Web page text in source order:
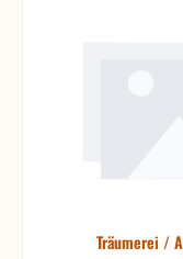
Träumerei /